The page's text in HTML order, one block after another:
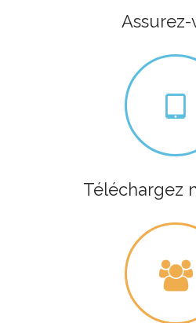
Téléchargez